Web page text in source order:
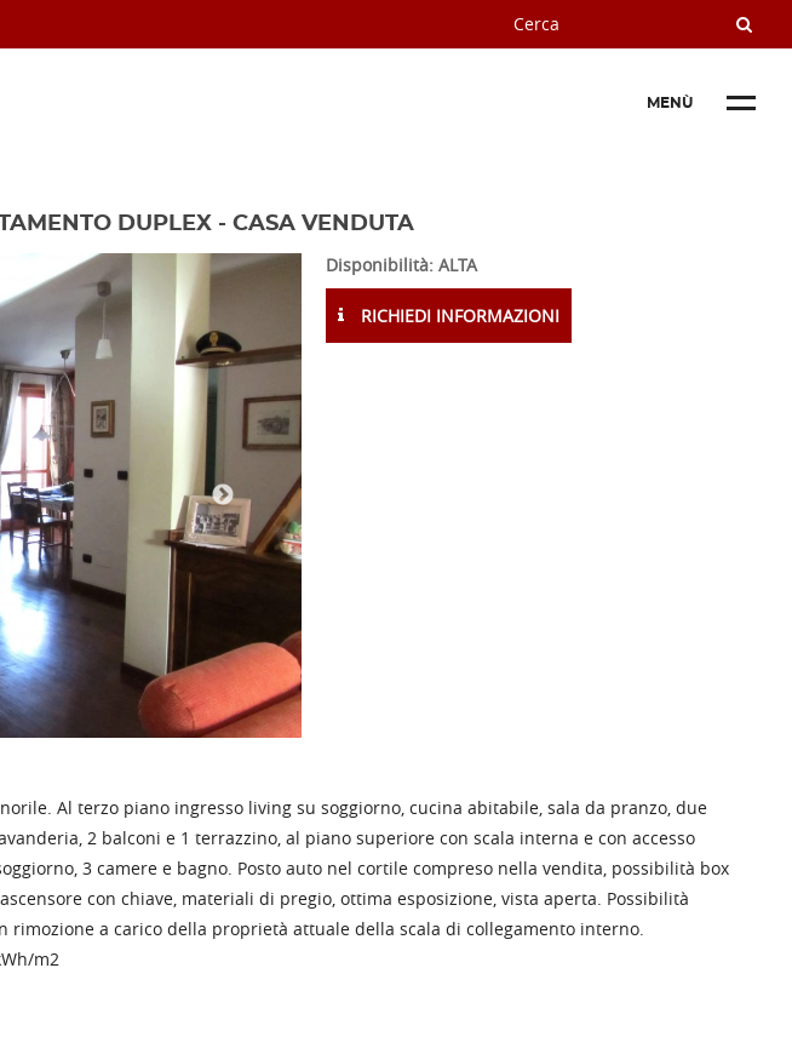
MENÙ
DUPLEX - CASA VENDUTA
Disponibilità: ALTA
RICHIEDI INFORMAZIONI
Al terzo piano ingresso living su soggiorno, cucina abitabile, sala da pranzo, due
2 balconi e 1 terrazzino, al piano superiore con scala interna e con accesso
3 camere e bagno. Posto auto nel cortile compreso nella vendita, possibilità box
con chiave, materiali di pregio, ottima esposizione, vista aperta. Possibilità
rimozione a carico della proprietà attuale della scala di collegamento interno.
m2